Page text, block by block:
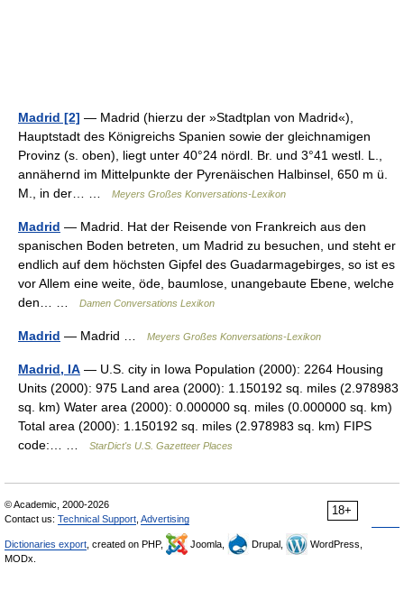
Madrid [2] — Madrid (hierzu der »Stadtplan von Madrid«),
Hauptstadt des Königreichs Spanien sowie der gleichnamigen
Provinz (s. oben), liegt unter 40°24 nördl. Br. und 3°41 westl. L.,
annähernd im Mittelpunkte der Pyrenäischen Halbinsel, 650 m ü.
M., in der… …
Meyers Großes Konversations-Lexikon
Madrid — Madrid. Hat der Reisende von Frankreich aus den
spanischen Boden betreten, um Madrid zu besuchen, und steht er
endlich auf dem höchsten Gipfel des Guadarmagebirges, so ist es
vor Allem eine weite, öde, baumlose, unangebaute Ebene, welche
den… …
Damen Conversations Lexikon
Madrid — Madrid … Meyers Großes Konversations-Lexikon
Madrid, IA — U.S. city in Iowa Population (2000): 2264 Housing
Units (2000): 975 Land area (2000): 1.150192 sq. miles (2.978983
sq. km) Water area (2000): 0.000000 sq. miles (0.000000 sq. km)
Total area (2000): 1.150192 sq. miles (2.978983 sq. km) FIPS
code:… …
StarDict's U.S. Gazetteer Places
18+
© Academic, 2000-2026
Contact us: Technical Support Advertising
Dictionaries export , created on PHP, Joomla, Drupal,
WordPress,
MODx.